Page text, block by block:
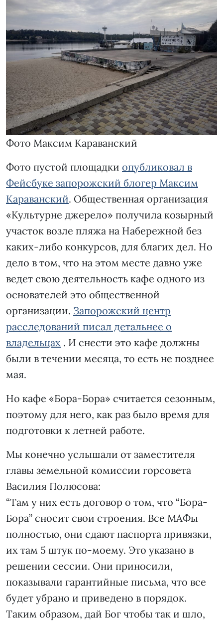
Фото Максим Караванский
Фото пустой площадки опубликовал в
Фейсбуке запорожский блогер Максим
Караванский. Общественная организация
«Культурне джерело» получила козырный
участок возле пляжа на Набережной без
каких-либо конкурсов, для благих дел. Но
дело в том, что на этом месте давно уже
ведет свою деятельность кафе одного из
основателей это общественной
организации. Запорожский центр
расследований писал детальнее о
владельцах . И снести это кафе должны
были в течении месяца, то есть не позднее
мая.
Но кафе «Бора-Бора» считается сезонным,
поэтому для него, как раз было время для
подготовки к летней работе.
Мы конечно услышали от заместителя
главы земельной комиссии горсовета
Василия Полюсова:
“Там у них есть договор о том, что “Бора-
Бора” сносит свои строения. Все МАФы
полностью, они сдают паспорта привязки,
их там 5 штук по-моему. Это указано в
решении сессии. Они приносили,
показывали гарантийные письма, что все
будет убрано и приведено в порядок.
Таким образом, дай Бог чтобы так и шло,